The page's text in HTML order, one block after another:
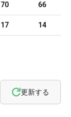
70 66
17 14
更新する